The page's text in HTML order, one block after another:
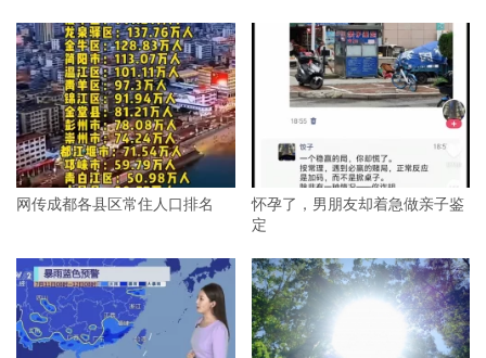
网传成都各县区常住人口排名
怀孕了，男朋友却着急做亲子鉴
定